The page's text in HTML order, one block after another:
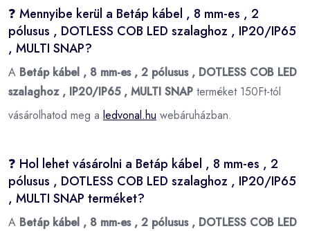
❓ Mennyibe kerül a Betáp kábel , 8 mm-es , 2
pólusus , DOTLESS COB LED szalaghoz , IP20/IP65
, MULTI SNAP?
A Betáp kábel , 8 mm-es , 2 pólusus , DOTLESS COB LED
szalaghoz , IP20/IP65 , MULTI SNAP terméket 150Ft-tól
vásárolhatod meg a ledvonal.hu webáruházban.
❓ Hol lehet vásárolni a Betáp kábel , 8 mm-es , 2
pólusus , DOTLESS COB LED szalaghoz , IP20/IP65
, MULTI SNAP terméket?
A Betáp kábel , 8 mm-es , 2 pólusus , DOTLESS COB LED